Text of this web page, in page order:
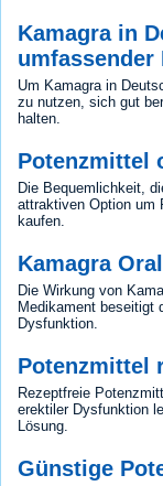
Kamagra in
umfassender
Um Kamagra in
zu nutzen, sich gut
halten.
Potenzmittel
Die Bequemlichkeit,
attraktiven Option um
kaufen.
Kamagra
Die Wirkung von
Medikament beseitigt
Dysfunktion.
Potenzmittel
Rezeptfreie
erektiler Dysfunktion
Lösung.
Günstige